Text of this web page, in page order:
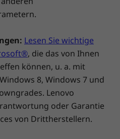
beginnt mit dem
des Produkts:Modelle,
Kompatibilität (in
Lesen Sie wichtige
, die das von Ihnen
können, u. a. mit
8, Windows 7 und
Lenovo
oder Garantie
von Drittherstellern.